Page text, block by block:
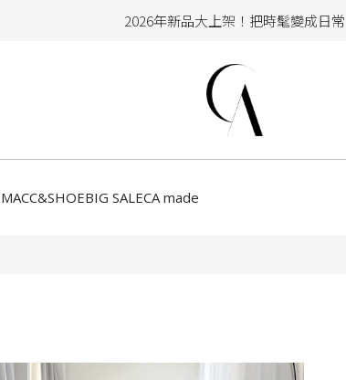
加入會員即享100元購物金
2026年新品大上架！把時髦變成日常
加入會員即享100元購物金
ACC&SHOEBIG SALECA made